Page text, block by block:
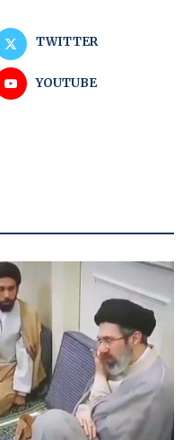
TWITTER
YOUTUBE